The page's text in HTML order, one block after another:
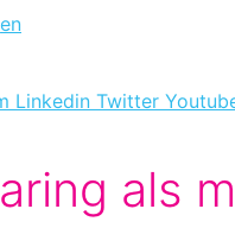
Linkedin Twitter
als